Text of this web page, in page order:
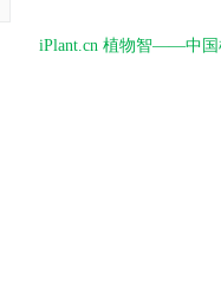
iPlant.cn 植物智——中国